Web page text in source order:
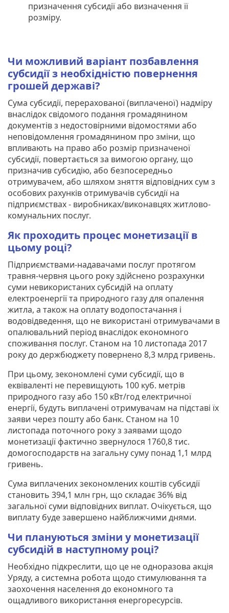
призначення субсидії або визначення її
розміру.
Чи можливий варіант позбавлення
субсидії з необхідністю повернення
грошей державі?
Сума субсидії, перерахованої (виплаченої) надміру
внаслідок свідомого подання громадянином
документів з недостовірними відомостями або
неповідомлення громадянином про зміни, що
впливають на право або розмір призначеної
субсидії, повертається за вимогою органу, що
призначив субсидію, або безпосередньо
отримувачем, або шляхом зняття відповідних сум з
особових рахунків отримувачів субсидії на
підприємствах - виробниках/виконавцях житлово-
комунальних послуг.
Як проходить процес монетизації в
цьому році?
Підприємствами-надавачами послуг протягом
травня-червня цього року здійснено розрахунки
суми невикористаних субсидій на оплату
електроенергії та природного газу для опалення
житла, а також на оплату водопостачання і
водовідведення, що не використані отримувачами в
опалювальний період внаслідок економного
споживання послуг. Станом на 10 листопада 2017
року до держбюджету повернено 8,3 млрд гривень.
При цьому, зекономлені суми субсидії, що в
еквіваленті не перевищують 100 куб. метрів
природного газу або 150 кВт/год електричної
енергії, будуть виплачені отримувачам на підставі їх
заяви через пошту або банк. Станом на 10
листопада поточного року з заявами щодо
монетизації фактично звернулося 1760,8 тис.
домогосподарств на загальну суму понад 1,1 млрд
гривень.
Сума виплачених зекономлених коштів субсидії
становить 394,1 млн грн, що складає 36% від
загальної суми відповідних виплат. Очікується, що
виплату буде завершено найближчими днями.
Чи плануються зміни у монетизації
субсидій в наступному році?
Необхідно підкреслити, що це не одноразова акція
Уряду, а системна робота щодо стимулювання та
заохочення населення до економного та
ощадливого використання енергоресурсів.